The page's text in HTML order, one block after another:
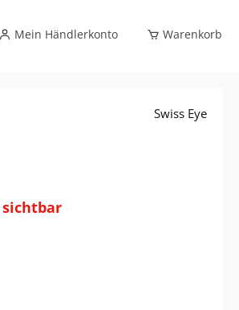
(exklusiv Optikfachhandel)
Mein Händlerkonto Warenkorb
Swiss Eye
sichtbar